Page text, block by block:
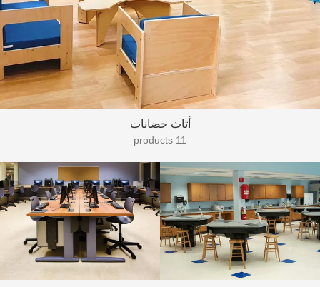
أثاث حضانات
11 products